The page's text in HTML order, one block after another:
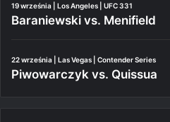
19 września | Los Angeles | UFC 331
Baraniewski vs. Menifield
22 września | Las Vegas | Contender Series
Piwowarczyk vs. Quissua